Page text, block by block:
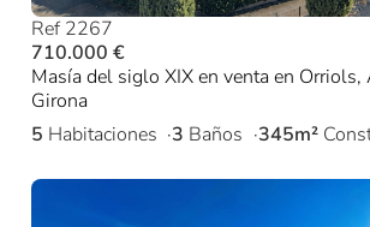
Ref 2267
710.000 €
Masía del siglo XIX en venta en Orriols,
Girona
5 Habitaciones 3 Baños 345m²